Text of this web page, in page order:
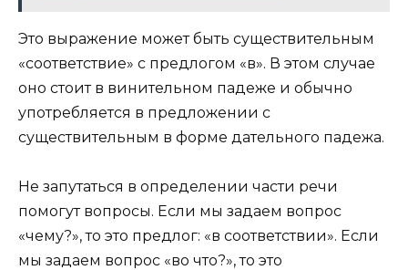
Это выражение может быть существительным
«соответствие» с предлогом «в». В этом случае
оно стоит в винительном падеже и обычно
употребляется в предложении с
существительным в форме дательного падежа.
Не запутаться в определении части речи
помогут вопросы. Если мы задаем вопрос
«чему?», то это предлог: «в соответствии». Если
мы задаем вопрос «во что?», то это